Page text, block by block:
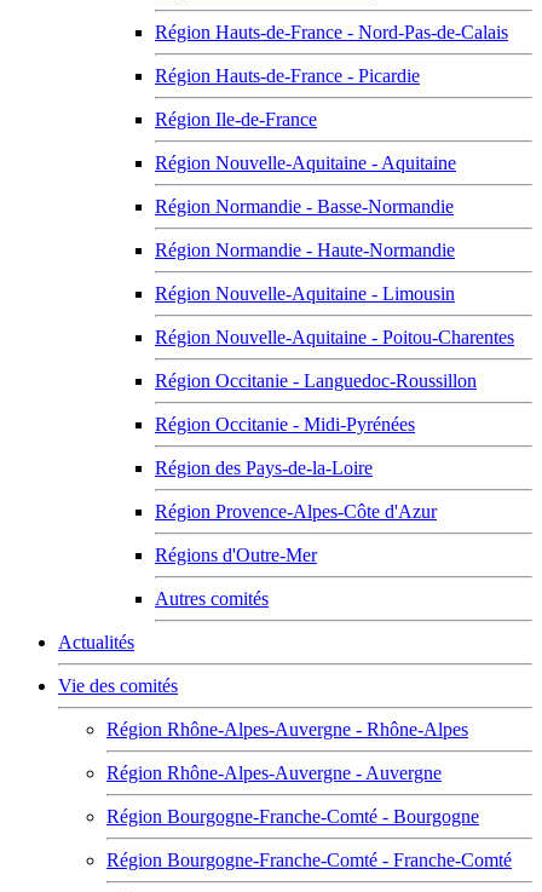
Région Hauts-de-France - Nord-Pas-de-Calais
Région Hauts-de-France - Picardie
Région Ile-de-France
Région Nouvelle-Aquitaine - Aquitaine
Région Normandie - Basse-Normandie
Région Normandie - Haute-Normandie
Région Nouvelle-Aquitaine - Limousin
Région Nouvelle-Aquitaine - Poitou-Charentes
Région Occitanie - Languedoc-Roussillon
Région Occitanie - Midi-Pyrénées
Région des Pays-de-la-Loire
Région Provence-Alpes-Côte d'Azur
Régions d'Outre-Mer
Autres comités
Actualités
Vie des comités
Région Rhône-Alpes-Auvergne - Rhône-Alpes
Région Rhône-Alpes-Auvergne - Auvergne
Région Bourgogne-Franche-Comté - Bourgogne
Région Bourgogne-Franche-Comté - Franche-Comté